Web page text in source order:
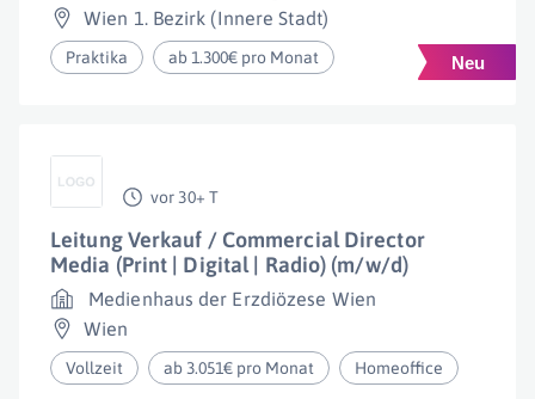
Wien 1. Bezirk (Innere Stadt)
Praktika ab 1.300€ pro Monat
vor 30+ T
Leitung Verkauf / Commercial Director
Media (Print | Digital | Radio) (m/w/d)
Medienhaus der Erzdiözese Wien
Wien
Vollzeit ab 3.051€ pro Monat Homeoffice